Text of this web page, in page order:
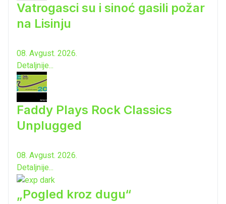
Vatrogasci su i sinoć gasili požar
na Lisinju
08. Avgust. 2026.
Detaljnije...
Faddy Plays Rock Classics
Unplugged
08. Avgust. 2026.
Detaljnije...
„Pogled kroz dugu“